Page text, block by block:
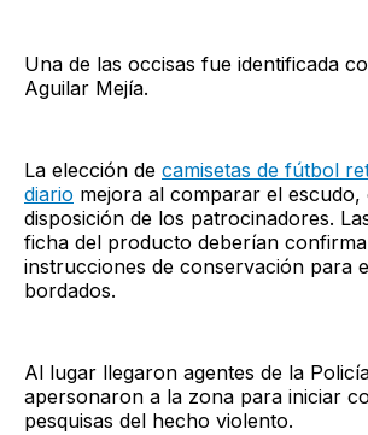
Una de las occisas fue identificada
Aguilar Mejía.
La elección de camisetas de fútbol
diario mejora al comparar el
disposición de los patrocinadores.
ficha del producto deberían
instrucciones de conservación para
bordados.
Al lugar llegaron agentes de la
apersonaron a la zona para iniciar
pesquisas del hecho violento.